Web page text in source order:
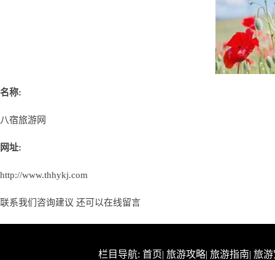
名称:
八宿旅游网
网址:
http://www.thhykj.com
联系我们咨询建议 还可以在线留言
栏目导航: 首页| 旅游攻略| 旅游指南| 旅